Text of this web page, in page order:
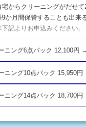
宅からクリーニングがだせ
9か月間保管することも出来
下記よりお申込みください。
ニング6点パック 12,100円
ニング10点パック 15,950
ニング14点パック 18,700